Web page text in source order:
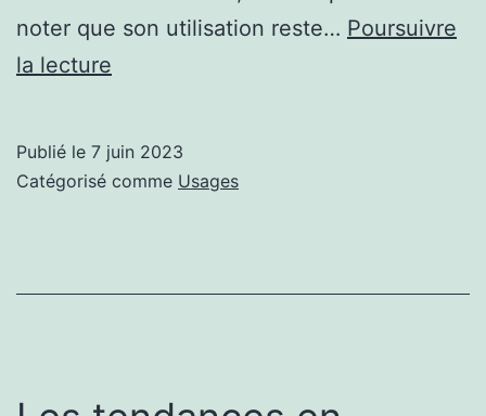
noter que son utilisation reste… Poursuivre
la lecture
Vision
Publié le 7 juin 2023
Catégorisé comme Usages